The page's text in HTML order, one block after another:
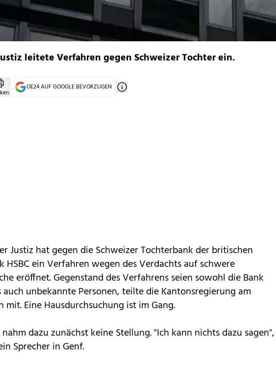
leitete Verfahren gegen Schweizer Tochter ein.
OE24 AUF GOOGLE BEVORZUGEN
Justiz hat gegen die Schweizer Tochterbank der britischen
HSBC ein Verfahren wegen des Verdachts auf schwere
eröffnet. Gegenstand des Verfahrens seien sowohl die Bank
auch unbekannte Personen, teilte die Kantonsregierung am
Eine Hausdurchsuchung ist im Gang.
dazu zunächst keine Stellung. "Ich kann nichts dazu sagen",
Sprecher in Genf.